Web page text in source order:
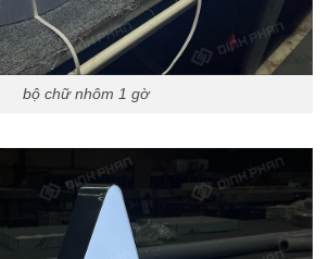
bộ chữ nhôm 1 gờ